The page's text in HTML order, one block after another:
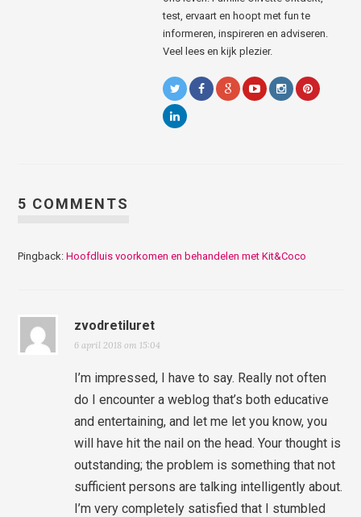
test, ervaart en hoopt met fun te
informeren, inspireren en adviseren.
Veel lees en kijk plezier.
5 COMMENTS
Pingback:Hoofdluis voorkomen en behandelen met Kit&Coco
zvodretiluret
6 april 2018 om 15:04
I’m impressed, I have to say. Really not often
do I encounter a weblog that’s both educative
and entertaining, and let me let you know, you
will have hit the nail on the head. Your thought is
outstanding; the problem is something that not
sufficient persons are talking intelligently about.
I’m very completely satisfied that I stumbled